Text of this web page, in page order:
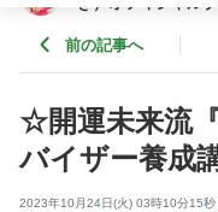
前の記事へ
☆開運未来流
バイザー養成
2023年10月24日(火) 03時10分15秒